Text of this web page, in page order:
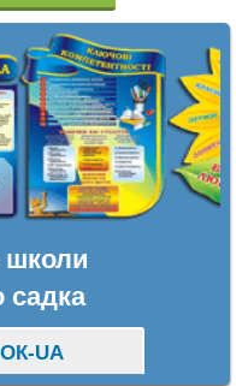
школи
садка
UA